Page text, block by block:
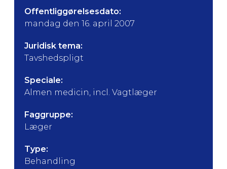
Offentliggørelsesdato:
mandag den 16. april 2007
Juridisk tema:
Tavshedspligt
Speciale:
Almen medicin, incl. Vagtlæger
Faggruppe:
Læger
Type:
Behandling